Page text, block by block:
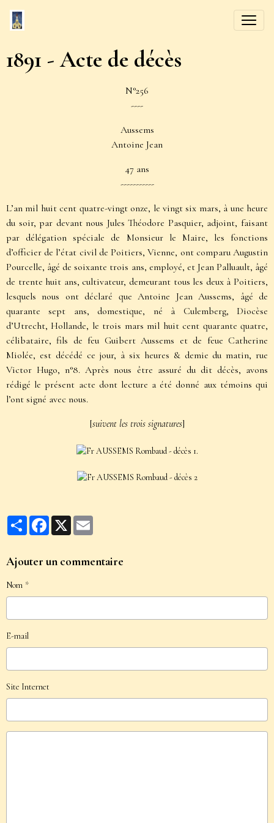
1891 - Acte de décès
N°256
----
Aussems
Antoine Jean
47 ans
-----------
L’an mil huit cent quatre-vingt onze, le vingt six mars, à une heure
du soir, par devant nous Jules Théodore Pasquier, adjoint, faisant
par délégation spéciale de Monsieur le Maire, les fonctions
d’officier de l’état civil de Poitiers, Vienne, ont comparu Augustin
Pourcelle, âgé de soixante trois ans, employé, et Jean Palluault, âgé
de trente huit ans, cultivateur, demeurant tous les deux à Poitiers,
lesquels nous ont déclaré que Antoine Jean Aussems, âgé de
quarante sept ans, domestique, né à Culemberg, Diocèse
d’Utrecht, Hollande, le trois mars mil huit cent quarante quatre,
célibataire, fils de feu Guibert Aussems et de feue Catherine
Miolée, est décédé ce jour, à six heures & demie du matin, rue
Victor Hugo, n°8. Après nous être assuré du dit décès, avons
rédigé le présent acte dont lecture a été donné aux témoins qui
l’ont signé avec nous.
[suivent les trois signatures]
PartagerFacebook
X
Ajouter un commentaire
Nom
E-mail
Site Internet